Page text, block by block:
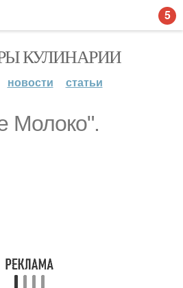
КУЛИНАРИИ
новости статьи
Молоко".
5